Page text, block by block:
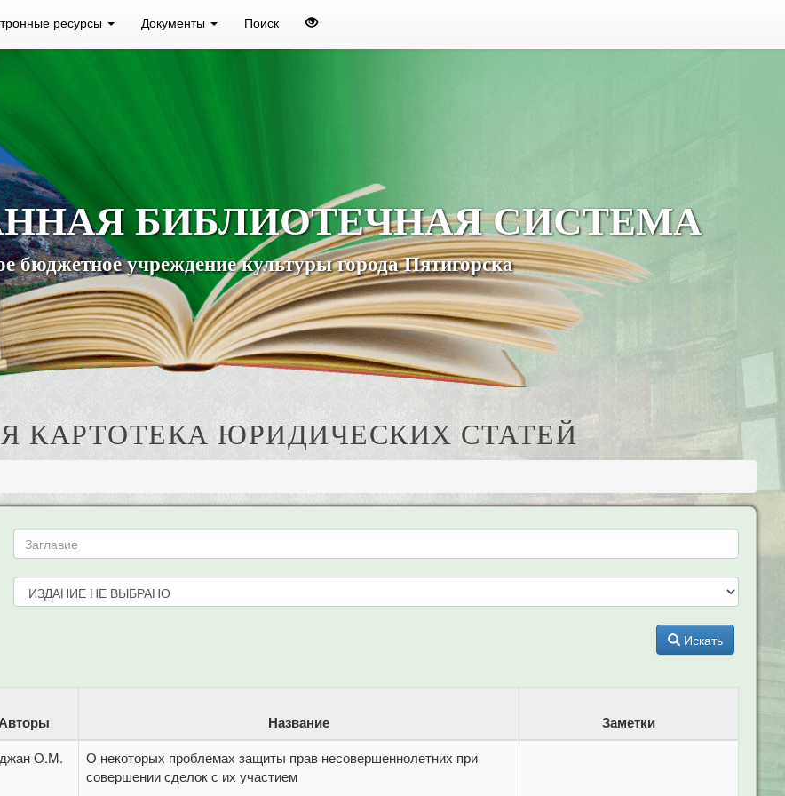
ресурсы Документы Поиск
БИБЛИОТЕЧНАЯ СИСТЕМА
бюджетное учреждение культуры города Пятигорска
КАРТОТЕКА ЮРИДИЧЕСКИХ СТАТЕЙ
Искать
Название Заметки
О.М.
О некоторых проблемах защиты прав несовершеннолетних при
совершении сделок с их участием